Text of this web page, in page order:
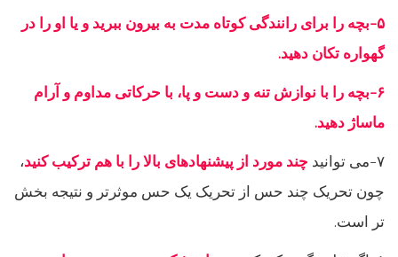
۵-بچه را برای رانندگی کوتاه مدت به بیرون ببرید و یا او را در
گهواره تکان دهید.
۶-بچه را با نوازش تنه و دست و پا، با حرکاتی مداوم و آرام
ماساژ دهید.
۷-می توانید چند مورد از پیشنهادهای بالا را با هم ترکیب کنید،
چون تحریک چند حس از تحریک یک حس موثرتر و نتیجه بخش
تر است.